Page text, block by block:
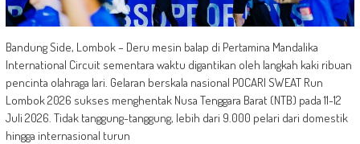
Bandung Side, Lombok – Deru mesin balap di Pertamina Mandalika
International Circuit sementara waktu digantikan oleh langkah kaki ribuan
pencinta olahraga lari. Gelaran berskala nasional POCARI SWEAT Run
Lombok 2026 sukses menghentak Nusa Tenggara Barat (NTB) pada 11-12
Juli 2026. Tidak tanggung-tanggung, lebih dari 9.000 pelari dari domestik
hingga internasional turun